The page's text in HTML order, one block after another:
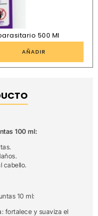
500 Ml
AÑADIR
100 ml:
cabello.
10 ml:
fortalece y suaviza el